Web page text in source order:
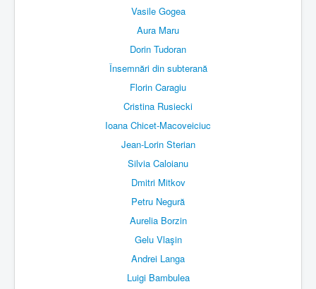
Vasile Gogea
Aura Maru
Dorin Tudoran
Însemnări din subterană
Florin Caragiu
Cristina Rusiecki
Ioana Chicet-Macoveiciuc
Jean-Lorin Sterian
Silvia Caloianu
Dmitri Mitkov
Petru Negură
Aurelia Borzin
Gelu Vlaşin
Andrei Langa
Luigi Bambulea